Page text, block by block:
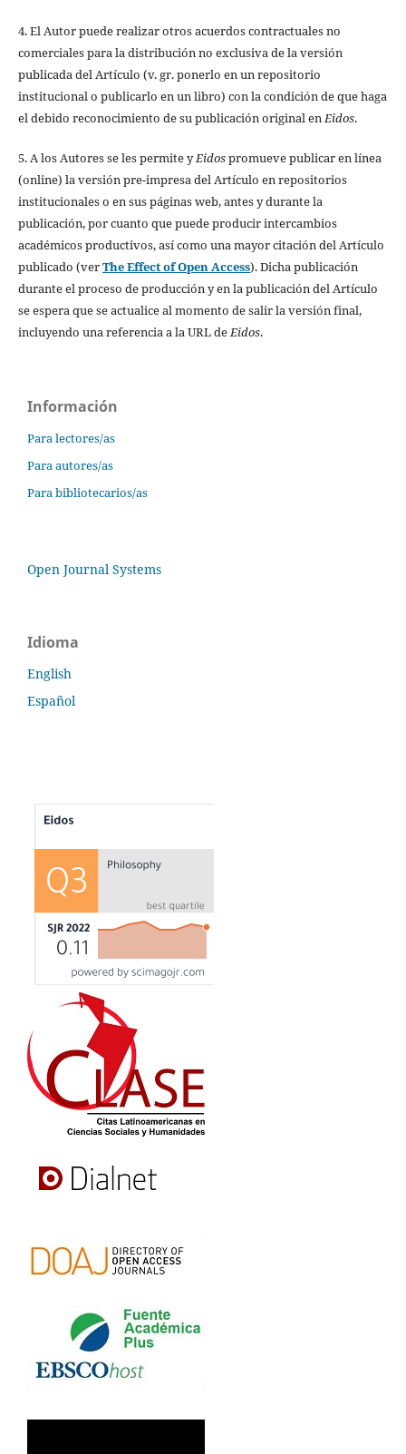
4. El Autor puede realizar otros acuerdos contractuales no
comerciales para la distribución no exclusiva de la versión
publicada del Artículo (v. gr. ponerlo en un repositorio
institucional o publicarlo en un libro) con la condición de que haga
el debido reconocimiento de su publicación original enEidos.
5. A los Autores se les permite yEidospromueve publicar en línea
(online) la versión pre-impresa del Artículo en repositorios
institucionales o en sus páginas web, antes y durante la
publicación, por cuanto que puede producir intercambios
académicos productivos, así como una mayor citación del Artículo
publicado (verThe Effect of Open Access). Dicha publicación
durante el proceso de producción y en la publicación del Artículo
se espera que se actualice al momento de salir la versión final,
incluyendo una referencia a la URL deEidos.
Información
Para lectores/as
Para autores/as
Para bibliotecarios/as
Open Journal Systems
Idioma
English
Español